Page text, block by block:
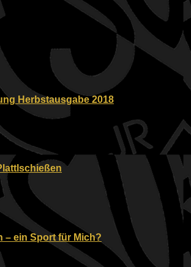
Herbstausgabe 2018
– ein Sport für Mich?